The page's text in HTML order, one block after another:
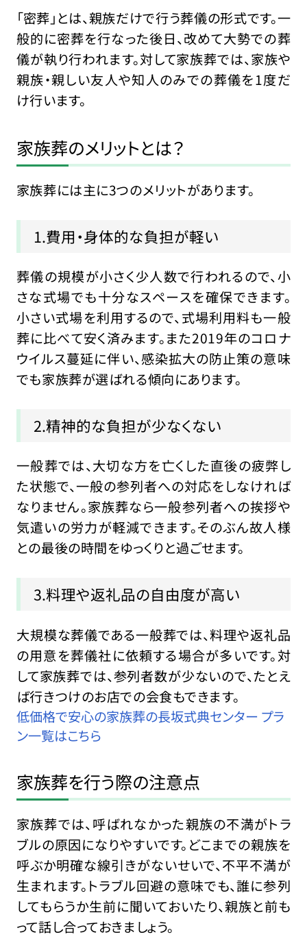
「密葬」とは、親族だけで行う葬儀の形式です。一
般的に密葬を行なった後日、改めて大勢での葬
儀が執り行われます。対して家族葬では、家族や
親族・親しい友人や知人のみでの葬儀を1度だ
け行います。
家族葬のメリットとは？
家族葬には主に3つのメリットがあります。
1.費用・身体的な負担が軽い
葬儀の規模が小さく少人数で行われるので、小
さな式場でも十分なスペースを確保できます。
小さい式場を利用するので、式場利用料も一般
葬に比べて安く済みます。また2019年のコロナ
ウイルス蔓延に伴い、感染拡大の防止策の意味
でも家族葬が選ばれる傾向にあります。
2.精神的な負担が少なくない
一般葬では、大切な方を亡くした直後の疲弊し
た状態で、一般の参列者への対応をしなければ
なりません。家族葬なら一般参列者への挨拶や
気遣いの労力が軽減できます。そのぶん故人様
との最後の時間をゆっくりと過ごせます。
3.料理や返礼品の自由度が高い
大規模な葬儀である一般葬では、料理や返礼品
の用意を葬儀社に依頼する場合が多いです。対
して家族葬では、参列者数が少ないので、たとえ
ば行きつけのお店での会食もできます。
低価格で安心の家族葬の長坂式典センター プラ
ン一覧はこちら
家族葬を行う際の注意点
家族葬では、呼ばれなかった親族の不満がトラ
ブルの原因になりやすいです。どこまでの親族を
呼ぶか明確な線引きがないせいで、不平不満が
生まれます。トラブル回避の意味でも、誰に参列
してもらうか生前に聞いておいたり、親族と前も
って話し合っておきましょう。